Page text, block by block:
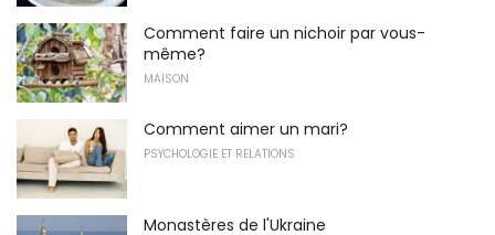
Comment faire un nichoir par vous-
même?
MAISON
Comment aimer un mari?
PSYCHOLOGIE ET RELATIONS
Monastères de l'Ukraine